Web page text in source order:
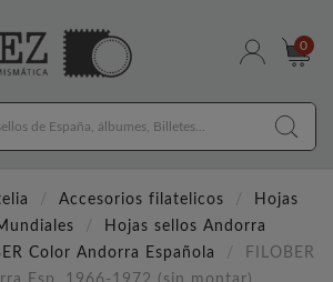
0
Accesorios filatelicos
Hojas
Hojas sellos Andorra
Color Andorra Española
FILOBER